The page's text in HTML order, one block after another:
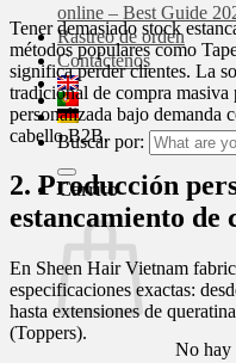
online – Best Guide
Rastreo de orden
Contáctenos
Buscar por:
Carrito
No hay
Tener demasiado stock
métodos populares como
significa perder clientes. La
tradicional de compra
personalizada bajo demanda
cabello B2B.
2. Producción
estancamiento de
En Sheen Hair Vietnam
especificaciones exactas:
hasta extensiones de
(Toppers).